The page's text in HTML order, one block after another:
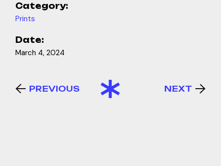
Category:
Prints
Date:
March 4, 2024
PREVIOUS NEXT